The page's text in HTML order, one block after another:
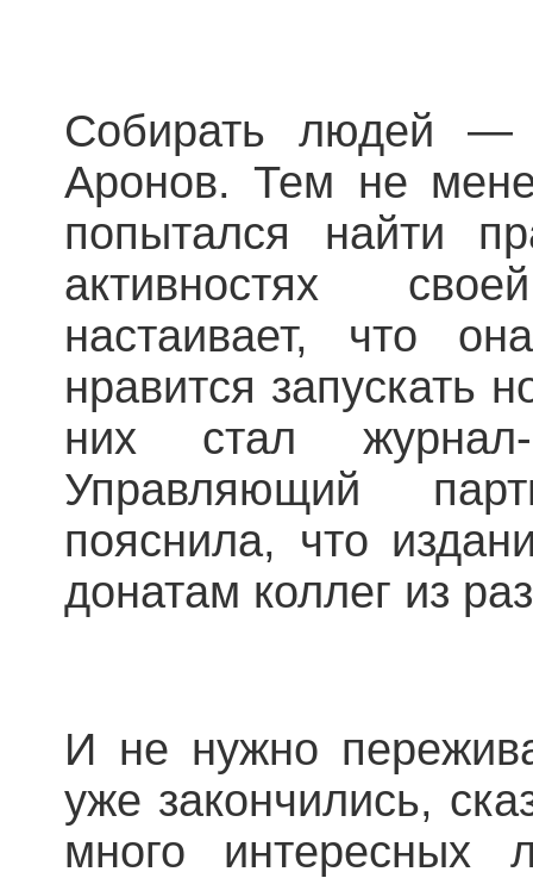
Собирать людей —
Аронов. Тем не
попытался найти
активностях
настаивает, что
нравится запускать
них стал
Управляющий
пояснила, что
донатам коллег из
И не нужно
уже закончились,
много интересных